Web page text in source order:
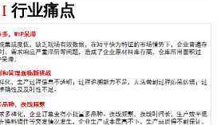
I 行业痛点